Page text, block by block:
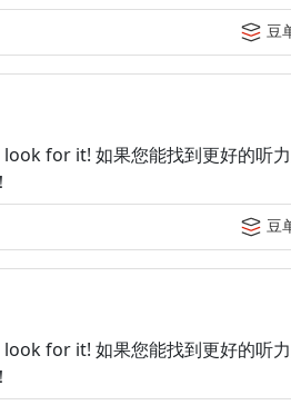
豆
for it! 如果您能找到更好的听力
豆
for it! 如果您能找到更好的听力